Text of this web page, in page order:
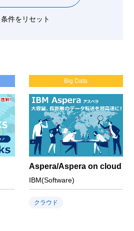
条件をリセット
Big Data
Aspera/Aspera on cloud
IBM(Software)
クラウド